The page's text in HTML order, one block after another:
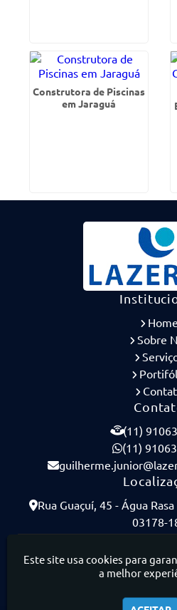
Construtora de Piscinas
em Jaraguá
Home
Sobre
(11)
(11)
Rua Guaçuí, 45 - Água
03178-
Este site usa cookies para
a melhor